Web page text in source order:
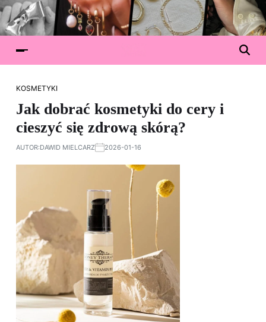
KOSMETYKI
Jak dobrać kosmetyki do cery i
cieszyć się zdrową skórą?
AUTOR:DAWID MIELCARZ 2026-01-16